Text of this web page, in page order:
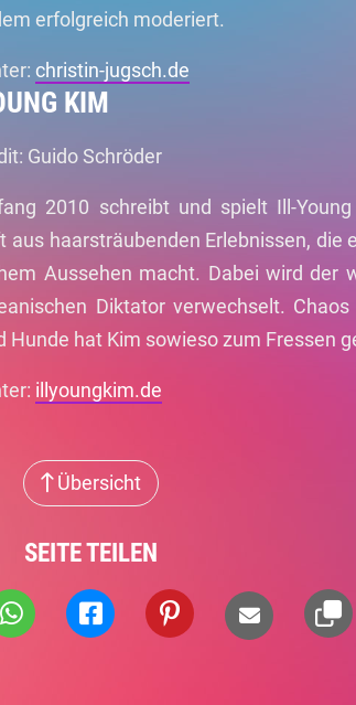
erfolgreich moderiert.
christin-jugsch.de
KIM
Guido Schröder
2010 schreibt und spielt Ill-
aus haarsträubenden Erlebnissen, die
Aussehen macht. Dabei wird der
Diktator verwechselt.
Hunde hat Kim sowieso zum Fressen
illyoungkim.de
Übersicht
SEITE TEILEN